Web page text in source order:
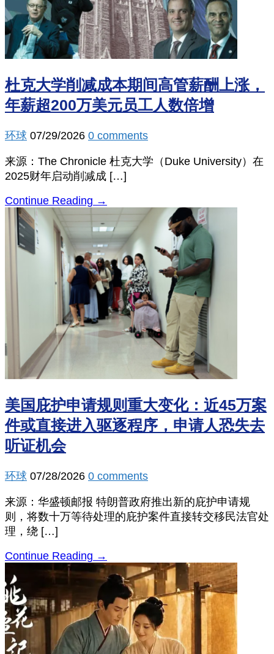
杜克大学削减成本期间高管薪酬上涨，
年薪超200万美元员工人数倍增
环球 07/29/2026 0 comments
来源：The Chronicle 杜克大学（Duke University）在
2025财年启动削减成 […]
Continue Reading →
美国庇护申请规则重大变化：近45万案
件或直接进入驱逐程序，申请人恐失去
听证机会
环球 07/28/2026 0 comments
来源：华盛顿邮报 特朗普政府推出新的庇护申请规
则，将数十万等待处理的庇护案件直接转交移民法官处
理，绕 […]
Continue Reading →